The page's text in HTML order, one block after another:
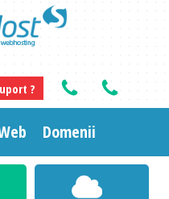
?
Domenii